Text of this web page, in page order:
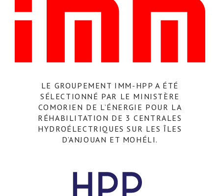
LE GROUPEMENT IMM-HPP A ÉTÉ
SÉLECTIONNÉ PAR LE MINISTÈRE
COMORIEN DE L’ÉNERGIE POUR LA
RÉHABILITATION DE 3 CENTRALES
HYDROÉLECTRIQUES SUR LES ÎLES
D’ANJOUAN ET MOHÉLI.